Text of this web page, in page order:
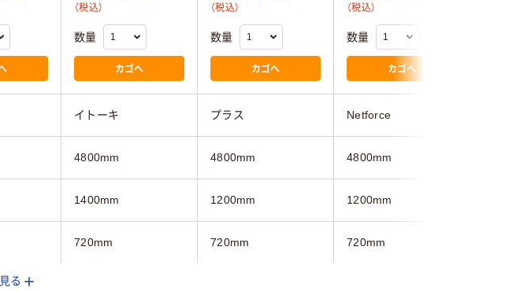
（税込）
数量
カゴへ
（税込）
数量
カゴへ
（税込）
数量
カゴへ
イトーキ プラス Netforce
4800mm 4800mm 4800mm
1400mm 1200mm 1200mm
720mm 720mm 720mm
る